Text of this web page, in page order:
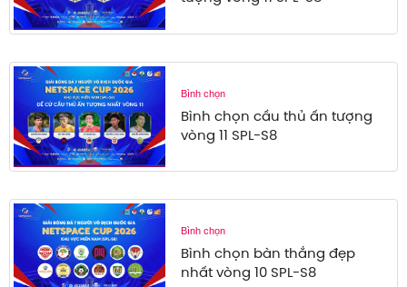
Bình chọn
Bình chọn cầu thủ ấn tượng
vòng 11 SPL-S8
Bình chọn
Bình chọn bàn thắng đẹp
nhất vòng 10 SPL-S8